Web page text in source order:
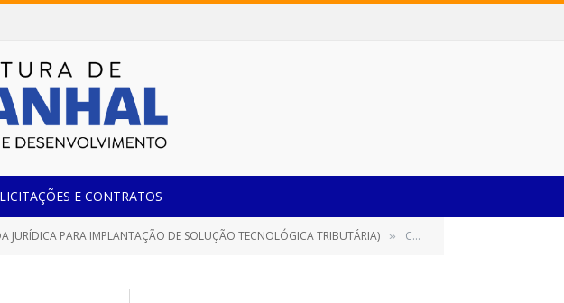
LICITAÇÕES E CONTRATOS
JURÍDICA PARA IMPLANTAÇÃO DE SOLUÇÃO TECNOLÓGICA TRIBUTÁRIA) » CONTRATO N 034_2021